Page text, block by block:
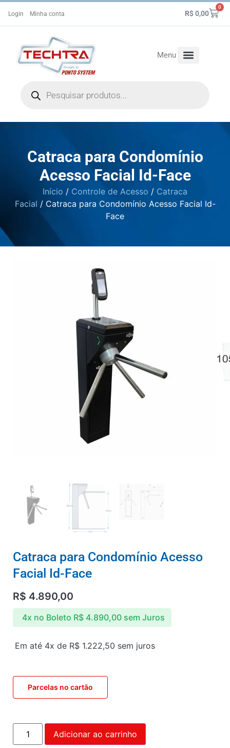
Login Minha conta R$0,00
0
Menu
Catraca para Condomínio
Acesso Facial Id-Face
Início / Controle de Acesso / Catraca
Facial / Catraca para Condomínio Acesso Facial Id-
Face
Catraca para Condomínio Acesso
Facial Id-Face
R$ 4.890,00
Em até 4x de R$ 1.222,50 sem juros
4x no Boleto R$4.890,00 sem Juros
Parcelas no cartão
Adicionar ao carrinho